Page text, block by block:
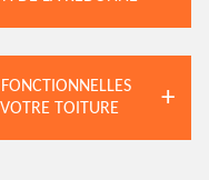
TOITURE